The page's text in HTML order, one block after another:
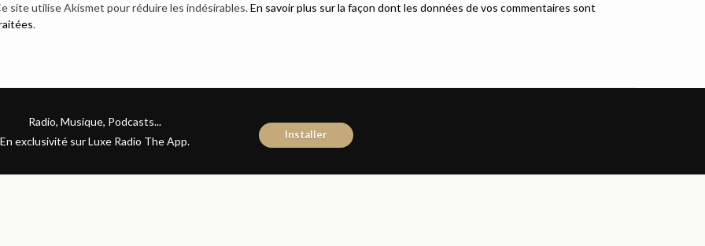
site utilise Akismet pour réduire les indésirables.En savoir plus sur la façon dont les données de vos commentaires sont
.
Radio, Musique, Podcasts...
En exclusivité sur Luxe Radio The App.
Installer